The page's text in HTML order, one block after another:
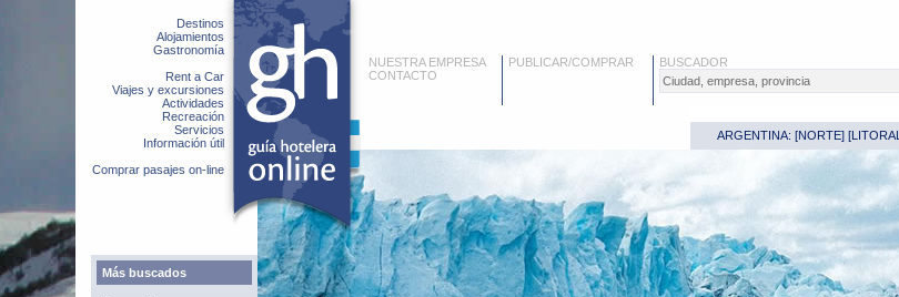
Destinos
Alojamientos
Gastronomía
Rent a Car
Viajes y excursiones
Actividades
Recreación
Servicios
Información útil
Comprar pasajes on-line
Más buscados
NUESTRA EMPRESA
CONTACTO
PUBLICAR/COMPRAR BUSCADOR
ARGENTINA: [NORTE] [LITORAL